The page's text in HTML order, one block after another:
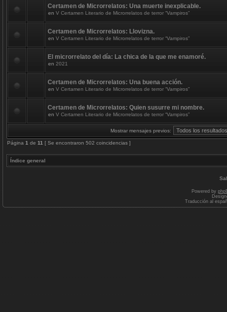
Certamen de Microrrelatos: Una muerte inexplicable.
en V Certamen Literario de Microrrelatos de terror “Vampiros”
Certamen de Microrrelatos: Llovizna.
en V Certamen Literario de Microrrelatos de terror “Vampiros”
El microrrelato del día: La chica de la que me enamoré.
en 2021
Certamen de Microrrelatos: Una buena acción.
en V Certamen Literario de Microrrelatos de terror “Vampiros”
Certamen de Microrrelatos: Quien susurre mi nombre.
en V Certamen Literario de Microrrelatos de terror “Vampiros”
Mostrar mensajes previos:
Página 1 de 11 [ Se encontraron 502 coincidencias ]
Índice general
Powered by
Traducción al